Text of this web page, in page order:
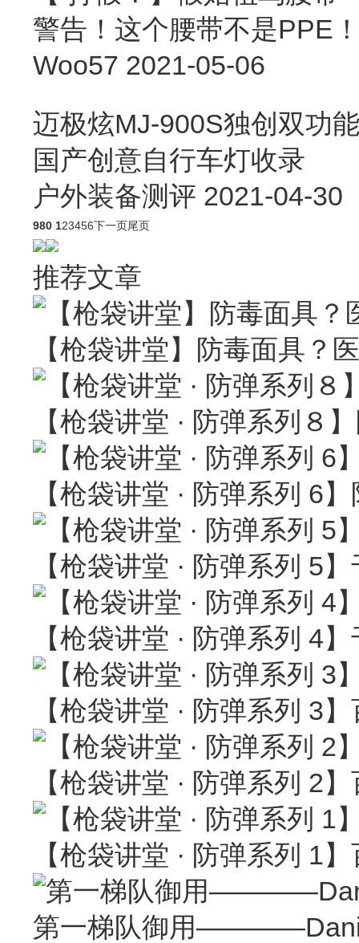
警告！这个腰带不是PPE
Woo57 2021-05-06
迈极炫MJ-900S独创双功
国产创意自行车灯收录
户外装备测评 2021-04-30
980 123456下一页尾页
推荐文章
【枪袋讲堂】防毒面具？
【枪袋讲堂 · 防弹系列
【枪袋讲堂 · 防弹系列 6
【枪袋讲堂 · 防弹系列
【枪袋讲堂 · 防弹系列
【枪袋讲堂 · 防弹系列
【枪袋讲堂 · 防弹系列
【枪袋讲堂 · 防弹系列
第一梯队御用